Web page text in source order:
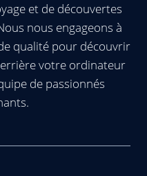
et de découvertes
nous engageons à
qualité pour découvrir
votre ordinateur
de passionnés